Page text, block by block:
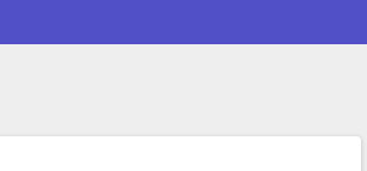
de búsqueda